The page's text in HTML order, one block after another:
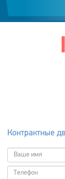
Контрактные